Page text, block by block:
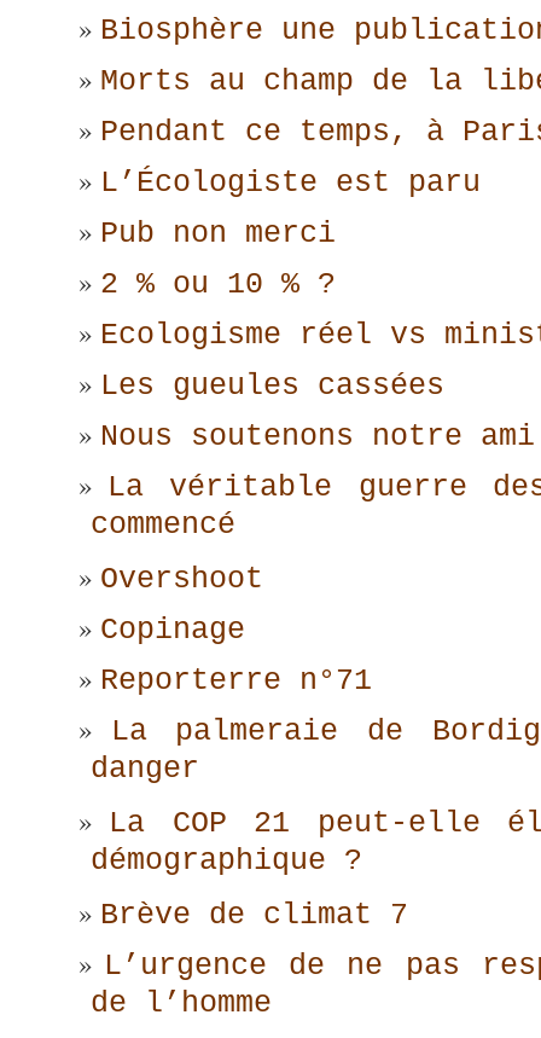
Biosphère une
Morts au champ de la
Pendant ce temps, à
L’Écologiste est paru
Pub non merci
2 % ou 10 % ?
Ecologisme réel vs
Les gueules cassées
Nous soutenons notre
La véritable guerre
commencé
Overshoot
Copinage
Reporterre n°71
La palmeraie de
danger
La COP 21 peut-elle
démographique ?
Brève de climat 7
L’urgence de ne pas
de l’homme